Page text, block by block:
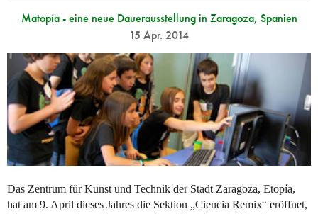
Matopía - eine neue Dauerausstellung in Zaragoza, Spanien
15 Apr. 2014
Das Zentrum für Kunst und Technik der Stadt Zaragoza, Etopía,
hat am 9. April dieses Jahres die Sektion „Ciencia Remix“ eröffnet,